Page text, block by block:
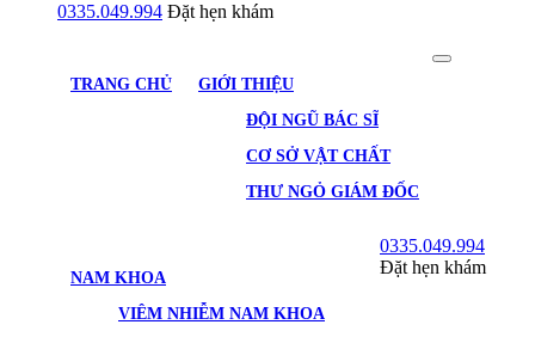
0335.049.994 Đặt hẹn khám
TRANG CHỦ
GIỚI THIỆU
ĐỘI NGŨ BÁC SĨ
CƠ SỞ VẬT CHẤT
THƯ NGỎ GIÁM ĐỐC
NAM KHOA
VIÊM NHIỄM NAM KHOA
0335.049.994
Đặt hẹn khám